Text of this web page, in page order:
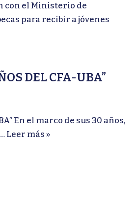
con el Ministerio de
para recibir a jóvenes
DEL CFA-UBA”
En el marco de sus 30 años,
Leer más »